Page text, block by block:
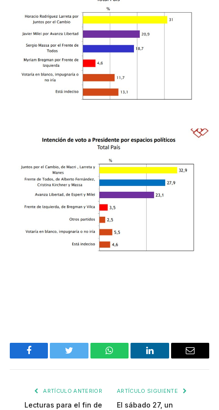
Facebook Twitter WhatsApp LinkedIn Email
ARTÍCULO ANTERIOR
Lecturas para el fin de
ARTÍCULO SIGUIENTE
El sábado 27, un